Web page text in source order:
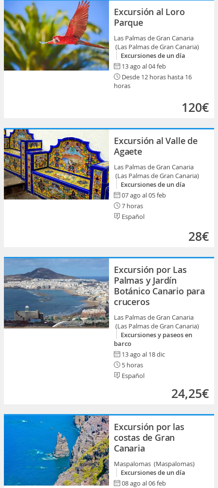
Excursión al Loro
Parque
Las Palmas de Gran Canaria
(Las Palmas de Gran Canaria)
Excursiones de un día
13 ago al 04 feb
Desde 12 horas hasta 16
horas
120€
Excursión al Valle de
Agaete
Las Palmas de Gran Canaria
(Las Palmas de Gran Canaria)
Excursiones de un día
07 ago al 05 feb
7 horas
Español
28€
Excursión por Las
Palmas y Jardín
Botánico Canario para
cruceros
Las Palmas de Gran Canaria
(Las Palmas de Gran Canaria)
Excursiones y paseos en
barco
13 ago al 18 dic
5 horas
Español
24,25€
Excursión por las
costas de Gran
Canaria
Maspalomas (Maspalomas)
Excursiones de un día
08 ago al 06 feb